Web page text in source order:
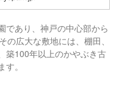
であり、神戸の中心部から
広大な敷地には、棚田、
築100年以上のかやぶき古
。